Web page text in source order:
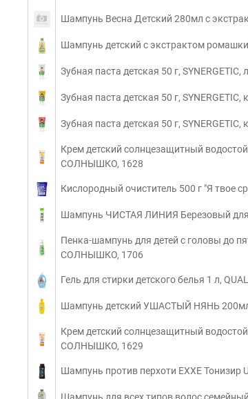
Шампунь Весна Детский 280мл с
Шампунь детский с экстрактом
Зубная паста детская 50 г,
Зубная паста детская 50 г,
Зубная паста детская 50 г,
Крем детский солнцезащитный
СОЛНЫШКО, 1628
Кислородный очиститель 500 г "Я твое
Шампунь ЧИСТАЯ ЛИНИЯ Березовый для
Пенка-шампунь для детей с головы до
СОЛНЫШКО, 1706
Гель для стирки детского белья 1 л,
Шампунь детский УШАСТЫЙ НЯНЬ
Крем детский солнцезащитный
СОЛНЫШКО, 1629
Шампунь против перхоти EXXE Тонизир